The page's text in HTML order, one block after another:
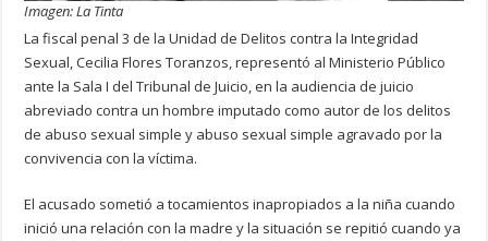
Imagen: La Tinta
La fiscal penal 3 de la Unidad de Delitos contra la Integridad
Sexual, Cecilia Flores Toranzos, representó al Ministerio Público
ante la Sala I del Tribunal de Juicio, en la audiencia de juicio
abreviado contra un hombre imputado como autor de los delitos
de abuso sexual simple y abuso sexual simple agravado por la
convivencia con la víctima.
El acusado sometió a tocamientos inapropiados a la niña cuando
inició una relación con la madre y la situación se repitió cuando ya